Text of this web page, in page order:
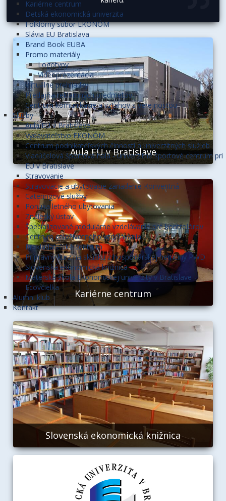
Kariérne centrum
Detská ekonomická univerzita
Folklórny súbor EKONÓM
Slávia EU Bratislava
Brand Book EUBA
Promo materiály
Logotypy
Videoprezentácia
Virtuálne prehliadky
Predajňa reklamných predmetov
Centrum komunikácie a vzťahov s verejnosťou
Služby
Aula EU v Bratislave
Vydavateľstvo EKONÓM
Centrum podnikateľských činností a univerzitných služieb
Viacúčelová športová hala - univerzitné športové centrum pri
EU v Bratislave
Stravovanie
Stravovacie a ubytovacie zariadenie Konventná
Cateringové služby
Ponuka letného ubytovania
Znalecký ústav
Špecializované modulárne vzdelávanie pre kontrolórov
Centrum celoživotného vzdelávania
Prekladateľské centrum
Prípravný kurz na skúšku z hospodárskej nemčiny PWD
Slovenská ekonomická knižnica
Materská škola Ekonomickej univerzity v Bratislave -
Ecovčielka
Alumni klub
Kontakt
Aula EU v Bratislave
Kariérne centrum
Slovenská ekonomická knižnica